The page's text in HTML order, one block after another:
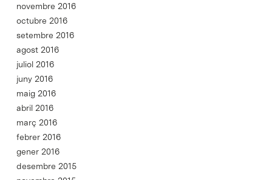
novembre 2016
octubre 2016
setembre 2016
agost 2016
juliol 2016
juny 2016
maig 2016
abril 2016
març 2016
febrer 2016
gener 2016
desembre 2015